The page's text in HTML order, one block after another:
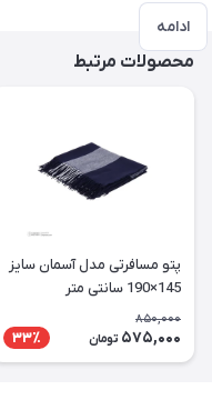
ادامه
محصولات مرتبط
پتو مسافرتی مدل آسمان سایز
145×190 سانتی متر
850,000
575,000 تومان 33٪